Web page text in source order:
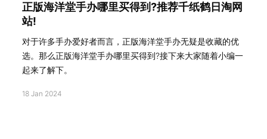
正版海洋堂手办哪里买得到?推荐千纸鹤日淘网
站!
对于许多手办爱好者而言，正版海洋堂手办无疑是收藏的优
选。那么正版海洋堂手办哪里买得到?接下来大家随着小编一
起来了解下。
18 Jan 2024